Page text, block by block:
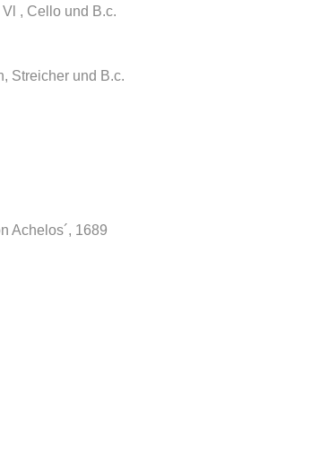
, Cello und B.c.
Streicher und B.c.
Achelos´, 1689